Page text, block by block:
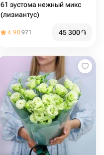
61 эустома нежный микс
(лизиантус)
4.90971 45 300֏